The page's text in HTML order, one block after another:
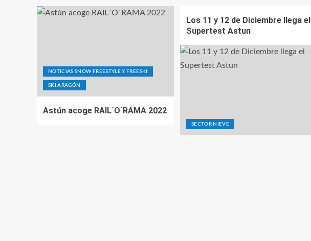
NOTICIAS SNOW FREESTYLE Y FREESKI
SKI ARAGÓN
Astún acoge RAIL´O´RAMA 2022
SECTOR NIEVE
Los 11 y 12 de Diciembre llega el
Supertest Astun